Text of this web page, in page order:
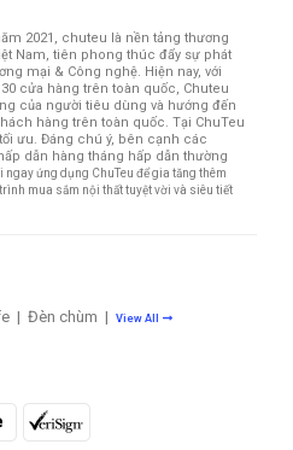
2021, chuteu là nền tảng thương
Nam, tiên phong thúc đẩy sự phát
mại & Công nghệ. Hiện nay, với
cửa hàng trên toàn quốc, Chuteu
của người tiêu dùng và hướng đến
hàng trên toàn quốc. Tại ChuTeu
ưu. Đáng chú ý, bên cạnh các
dẫn hàng tháng hấp dẫn thường
ngay ứng dụng ChuTeu để gia tăng thêm
mua sắm nội thất tuyệt vời và siêu tiết
| Đèn chùm | View All